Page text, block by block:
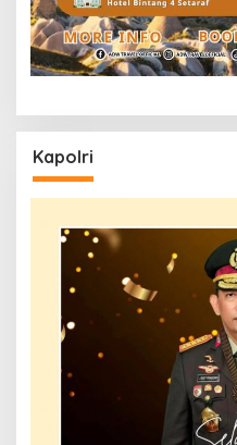
Kapolri